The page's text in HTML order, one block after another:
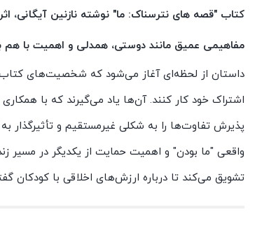
کتاب "قصه های نترسناک: ما" نوشته نازنین آیگانی،
مفاهیمی عمیق مانند دوستی، همدلی و اهمیت با هم
داستان از لحظه‌ای آغاز می‌شود که شخصیت‌های کتاب،
اشتراک خود کار کنند. آن‌ها یاد می‌گیرند که با
پذیرش تفاوت‌ها را به شکلی غیرمستقیم و تأثیرگذار
واقعی "ما بودن" و اهمیت حمایت از یکدیگر در مسیر
تشویق می‌کند تا درباره ارزش‌های اخلاقی با